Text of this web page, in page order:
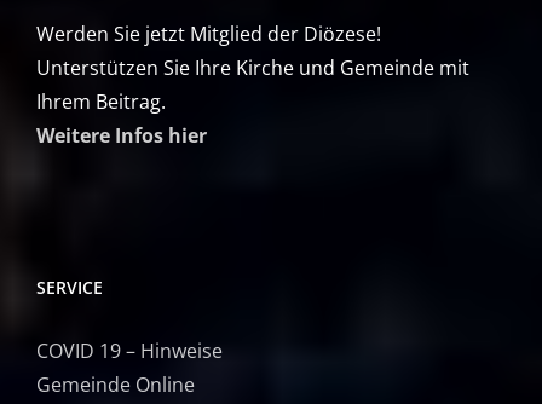
Werden Sie jetzt Mitglied der Diözese!
Unterstützen Sie Ihre Kirche und Gemeinde mit
Ihrem Beitrag.
Weitere Infos hier
SERVICE
COVID 19 – Hinweise
Gemeinde Online